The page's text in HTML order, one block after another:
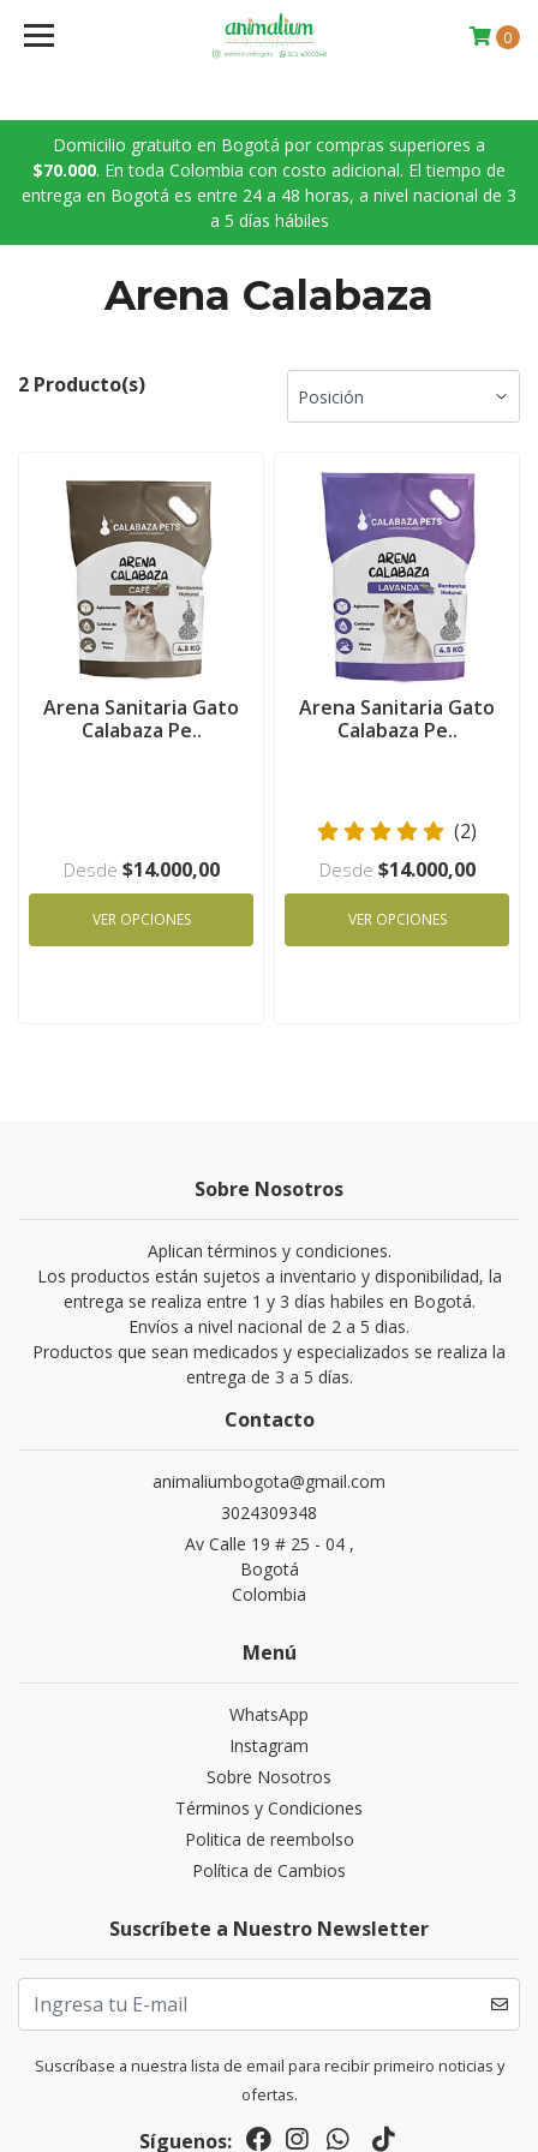
Domicilio gratuito en Bogotá por compras superiores a
$70.000. En toda Colombia con costo adicional. El tiempo de
entrega en Bogotá es entre 24 a 48 horas, a nivel nacional de 3
a 5 días hábiles
0
Arena Calabaza
2 Producto(s)
Arena Sanitaria Gato
Calabaza Pe..
Desde $14.000,00
VER OPCIONES
Arena Sanitaria Gato
Calabaza Pe..
(2)
Desde $14.000,00
VER OPCIONES
Sobre Nosotros
Aplican términos y condiciones.
Los productos están sujetos a inventario y disponibilidad, la
entrega se realiza entre 1 y 3 días habiles en Bogotá.
Envíos a nivel nacional de 2 a 5 dias.
Productos que sean medicados y especializados se realiza la
entrega de 3 a 5 días.
Contacto
animaliumbogota@gmail.com
3024309348
Av Calle 19 # 25 - 04 ,
Bogotá
Colombia
Menú
WhatsApp
Instagram
Sobre Nosotros
Términos y Condiciones
Politica de reembolso
Política de Cambios
Suscríbete a Nuestro Newsletter
Suscríbase a nuestra lista de email para recibir primeiro noticias y
ofertas.
Síguenos: